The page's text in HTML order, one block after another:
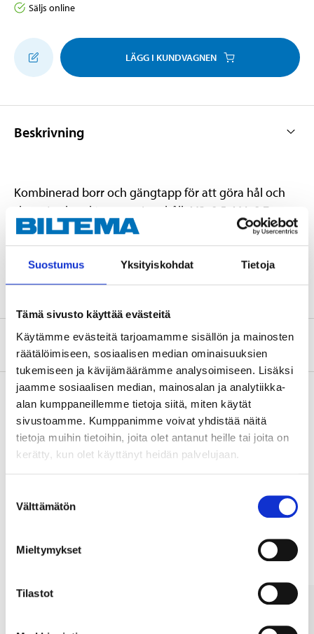
Suostumus Yksityiskohdat Tietoja
Tämä sivusto käyttää evästeitä
Käytämme evästeitä tarjoamamme sisällön ja mainosten
räätälöimiseen, sosiaalisen median ominaisuuksien
tukemiseen ja kävijämäärämme analysoimiseen. Lisäksi
jaamme sosiaalisen median, mainosalan ja analytiikka-
alan kumppaneillemme tietoja siitä, miten käytät
sivustoamme. Kumppanimme voivat yhdistää näitä
tietoja muihin tietoihin, joita olet antanut heille tai joita on
kerätty, kun olet käyttänyt heidän palvelujaan.
valinta
Välttämätön
Mieltymykset
Tilastot
Säljs online
LÄGG I KUNDVAGNEN
Beskrivning
Kombinerad borr och gängtapp för att göra hål och
skapa jordpunkter m.m. Innehåll: M3x0.5, M4x0.7,
M5x0.8, M6x1.0, M8x1.25, M10x1.5, M12x1.75.
Om tillverkaren
Köp & Hämta
Köp & Hämta i ditt varuhus inom 2 timmar!